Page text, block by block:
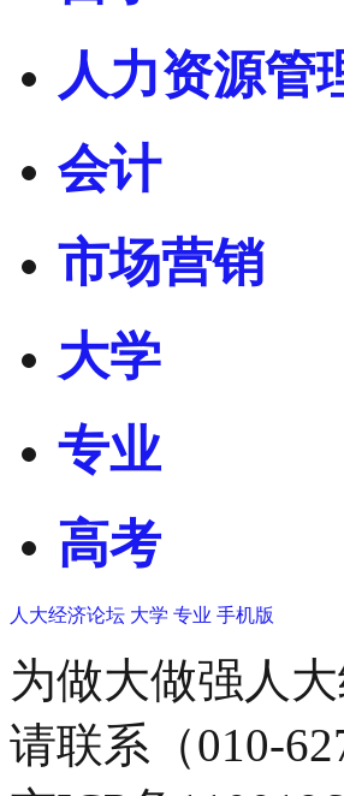
人力资源管
会计
市场营销
大学
专业
高考
人大经济论坛 大学 专业 手机版
为做大做强人
请联系（010-